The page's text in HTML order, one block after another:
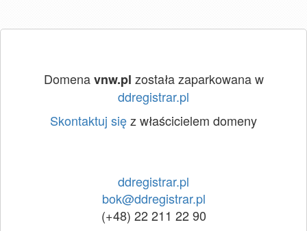
Domenavnw.pl została zaparkowana w
ddregistrar.pl
Skontaktuj sięz właścicielem domeny
ddregistrar.pl
bok@ddregistrar.pl
(+48) 22 211 22 90